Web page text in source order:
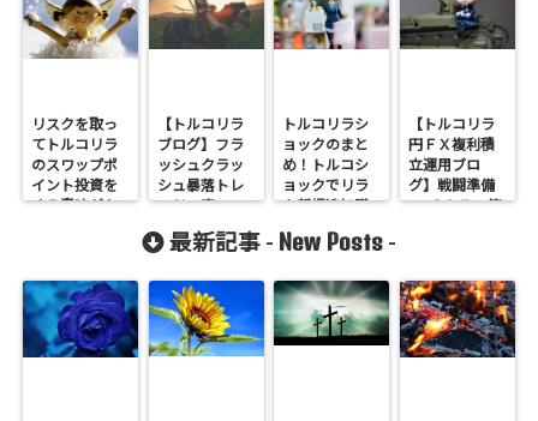
リスクを取っ
てトルコリラ
のスワップポ
イント投資を
する意味があ
【トルコリラ
ブログ】フラ
ッシュクラッ
シュ暴落トレ
ードへ突
のスワップ投
トルコリラシ
ョックのまと
め！トルコシ
ョックでリラ
を新規追加購
え方？
【トルコリラ
円ＦＸ複利積
立運用ブロ
グ】戦闘準備
OK？トルコ第
最新記事 - New Posts -